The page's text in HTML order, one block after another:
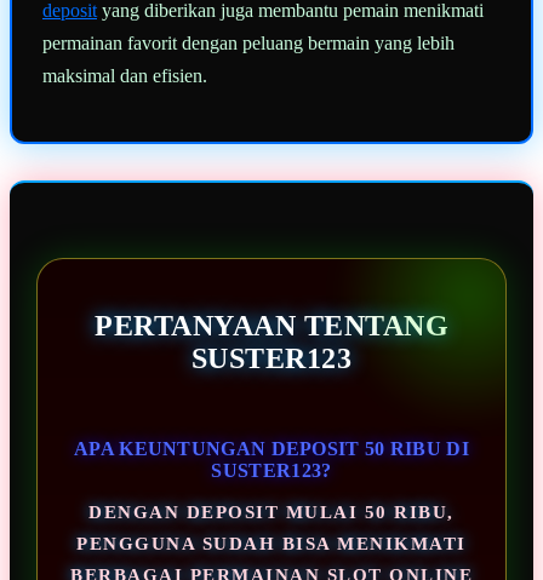
deposit yang diberikan juga membantu pemain menikmati
permainan favorit dengan peluang bermain yang lebih
maksimal dan efisien.
PERTANYAAN TENTANG
SUSTER123
APA KEUNTUNGAN DEPOSIT 50 RIBU DI
SUSTER123?
DENGAN DEPOSIT MULAI 50 RIBU,
PENGGUNA SUDAH BISA MENIKMATI
BERBAGAI PERMAINAN SLOT ONLINE